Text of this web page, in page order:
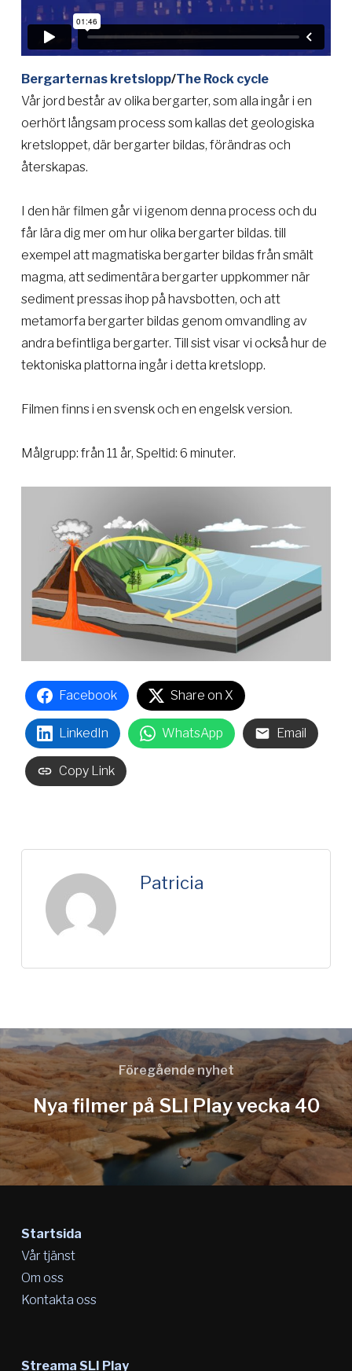
Bergarternas kretslopp/The Rock cycle
Vår jord består av olika bergarter, som alla ingår i en
oerhört långsam process som kallas det geologiska
kretsloppet, där bergarter bildas, förändras och
återskapas.
I den här filmen går vi igenom denna process och du
får lära dig mer om hur olika bergarter bildas. till
exempel att magmatiska bergarter bildas från smält
magma, att sedimentära bergarter uppkommer när
sediment pressas ihop på havsbotten, och att
metamorfa bergarter bildas genom omvandling av
andra befintliga bergarter. Till sist visar vi också hur de
tektoniska plattorna ingår i detta kretslopp.
Filmen finns i en svensk och en engelsk version.
Målgrupp: från 11 år, Speltid: 6 minuter.
Facebook Share on X
LinkedIn WhatsApp Email
Copy Link
Patricia
Föregående nyhet
Nya filmer på SLI Play vecka 40
Startsida
Vår tjänst
Om oss
Kontakta oss
Streama SLI Play